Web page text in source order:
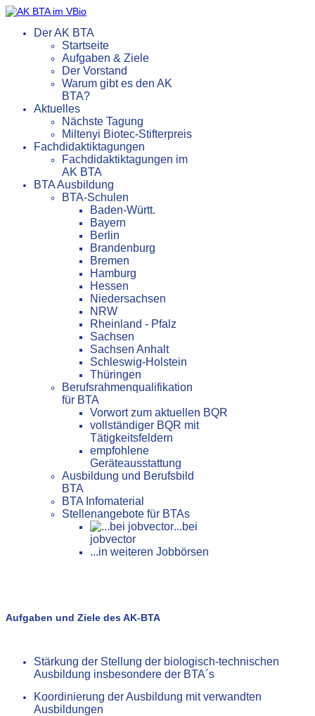
Der AK BTA
Startseite
Aufgaben & Ziele
Der Vorstand
Warum gibt es den AK
BTA?
Aktuelles
Nächste Tagung
Miltenyi Biotec-Stifterpreis
Fachdidaktiktagungen
Fachdidaktiktagungen im
AK BTA
BTA Ausbildung
BTA-Schulen
Baden-Württ.
Bayern
Berlin
Brandenburg
Bremen
Hamburg
Hessen
Niedersachsen
NRW
Rheinland - Pfalz
Sachsen
Sachsen Anhalt
Schleswig-Holstein
Thüringen
Berufsrahmenqualifikation
für BTA
Vorwort zum aktuellen BQR
vollständiger BQR mit
Tätigkeitsfeldern
empfohlene
Geräteausstattung
Ausbildung und Berufsbild
BTA
BTA Infomaterial
Stellenangebote für BTAs
...bei
jobvector
...in weiteren Jobbörsen
Aufgaben und Ziele des AK-BTA
Stärkung der Stellung der biologisch-technischen
Ausbildung insbesondere der BTA´s
Koordinierung der Ausbildung mit verwandten
Ausbildungen